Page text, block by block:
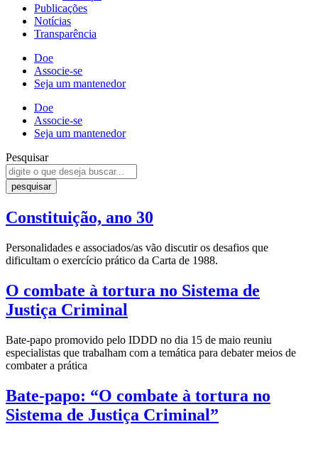
Publicações
Notícias
Transparência
Doe
Associe-se
Seja um mantenedor
Doe
Associe-se
Seja um mantenedor
Pesquisar
pesquisar
Constituição, ano 30
Personalidades e associados/as vão discutir os desafios que
dificultam o exercício prático da Carta de 1988.
O combate à tortura no Sistema de
Justiça Criminal
Bate-papo promovido pelo IDDD no dia 15 de maio reuniu
especialistas que trabalham com a temática para debater meios de
combater a prática
Bate-papo: “O combate à tortura no
Sistema de Justiça Criminal”